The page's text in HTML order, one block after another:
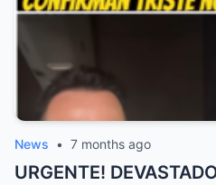
News • 7 months ago
URGENTE!